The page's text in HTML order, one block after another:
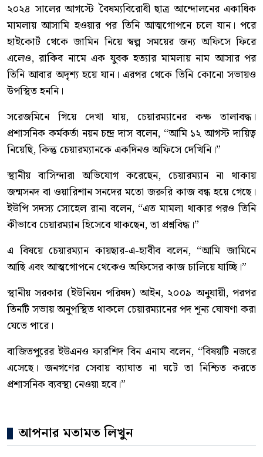
২০২৪ সালের আগস্টে বৈষম্যবিরোধী ছাত্র আন্দোলনের একাধিক
মামলায় আসামি হওয়ার পর তিনি আত্মগোপনে চলে যান। পরে
হাইকোর্ট থেকে জামিন নিয়ে স্বল্প সময়ের জন্য অফিসে ফিরে
এলেও, রাকিব নামে এক যুবক হত্যার মামলায় নাম আসার পর
তিনি আবার অদৃশ্য হয়ে যান। এরপর থেকে তিনি কোনো সভায়ও
উপস্থিত হননি।
সরেজমিনে গিয়ে দেখা যায়, চেয়ারম্যানের কক্ষ তালাবদ্ধ।
প্রশাসনিক কর্মকর্তা নয়ন চন্দ্র দাস বলেন, “আমি ১২ আগস্ট দায়িত্ব
নিয়েছি, কিন্তু চেয়ারম্যানকে একদিনও অফিসে দেখিনি।”
স্থানীয় বাসিন্দারা অভিযোগ করেছেন, চেয়ারম্যান না থাকায়
জন্মসনদ বা ওয়ারিশান সনদের মতো জরুরি কাজ বন্ধ হয়ে গেছে।
ইউপি সদস্য সোহেল রানা বলেন, “এত মামলা থাকার পরও তিনি
কীভাবে চেয়ারম্যান হিসেবে থাকছেন, তা প্রশ্নবিদ্ধ।”
এ বিষয়ে চেয়ারম্যান কায়ছার-এ-হাবীব বলেন, “আমি জামিনে
আছি এবং আত্মগোপনে থেকেও অফিসের কাজ চালিয়ে যাচ্ছি।”
স্থানীয় সরকার (ইউনিয়ন পরিষদ) আইন, ২০০৯ অনুযায়ী, পরপর
তিনটি সভায় অনুপস্থিত থাকলে চেয়ারম্যানের পদ শূন্য ঘোষণা করা
যেতে পারে।
বাজিতপুরের ইউএনও ফারশিদ বিন এনাম বলেন, “বিষয়টি নজরে
এসেছে। জনগণের সেবায় ব্যাঘাত না ঘটে তা নিশ্চিত করতে
প্রশাসনিক ব্যবস্থা নেওয়া হবে।”
আপনার মতামত লিখুন